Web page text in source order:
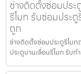
ช่างติดตั้งซ่อมปร
รีโมท รับซ่อมประ
ถูก
ช่างติดตั้งซ่อมประตูรีโม
ประตูบานเลื่อนรีโมท รับท